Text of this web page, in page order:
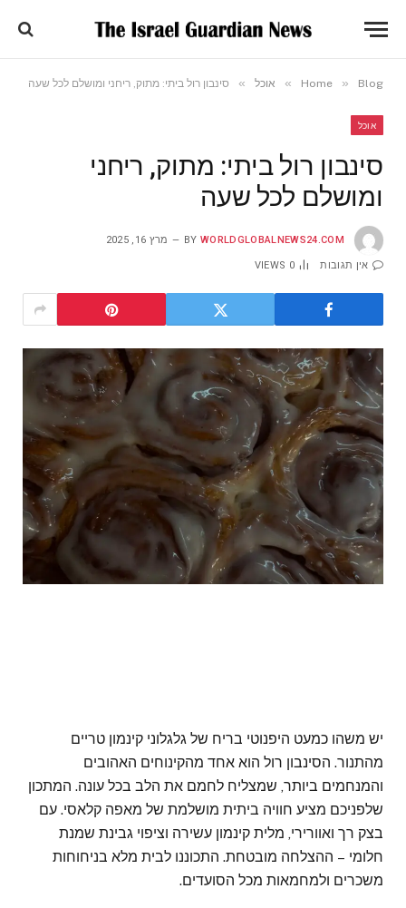
Home » Blog
» אוכל » סינבון רול ביתי: מתוק, ריחני ומושלם לכל שעה
אוכל
סינבון רול ביתי: מתוק, ריחני
ומושלם לכל שעה
BY WORLDGLOBALNEWS24.COM מרץ 16, 2025
אין תגובות 0
VIEWS
יש משהו כמעט היפנוטי בריח של גלגלוני קינמון טריים
מהתנור. הסינבון רול הוא אחד מהקינוחים האהובים
והמנחמים ביותר, שמצליח לחמם את הלב בכל עונה. המתכון
שלפניכם מציע חוויה ביתית מושלמת של מאפה קלאסי. עם
בצק רך ואוורירי, מלית קינמון עשירה וציפוי גבינת שמנת
חלומי – ההצלחה מובטחת. התכוננו לבית מלא בניחוחות
משכרים ולמחמאות מכל הסועדים.